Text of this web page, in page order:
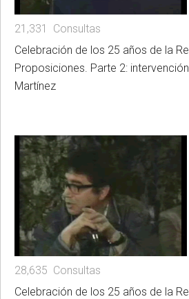
21,331 Consultas
Celebración de los 25 años de la
Proposiciones. Parte 2:
Martínez
28,635 Consultas
Celebración de los 25 años de la